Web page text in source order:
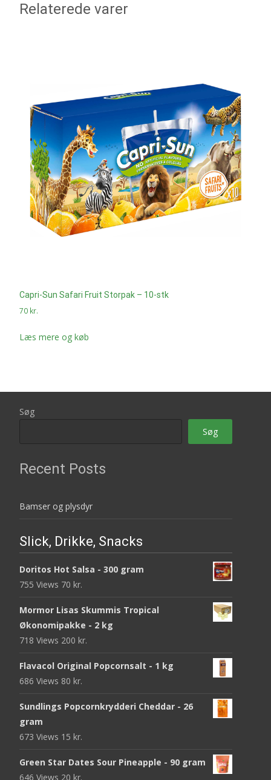
Relaterede varer
Capri-Sun Safari Fruit Storpak – 10-stk
70 kr.
Læs mere og køb
Søg
Søg
Recent Posts
Bamser og plysdyr
Slick, Drikke, Snacks
Doritos Hot Salsa - 300 gram
755 Views 70 kr.
Mormor Lisas Skummis Tropical
Økonomipakke - 2 kg
718 Views 200 kr.
Flavacol Original Popcornsalt - 1 kg
686 Views 80 kr.
Sundlings Popcornkrydderi Cheddar - 26
gram
673 Views 15 kr.
Green Star Dates Sour Pineapple - 90 gram
646 Views 20 kr.